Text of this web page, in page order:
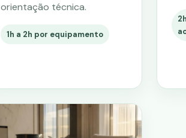
orientação técnica.
1h a 2h por equipamento